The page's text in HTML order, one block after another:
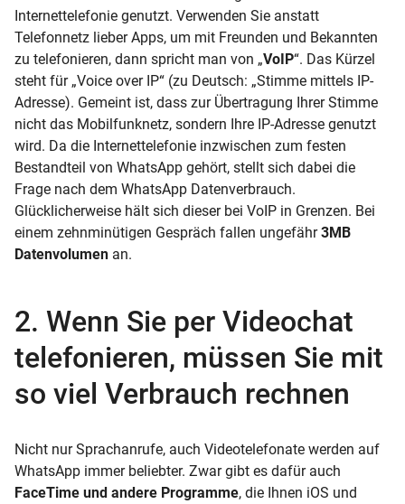
Internettelefonie genutzt. Verwenden Sie anstatt
Telefonnetz lieber Apps, um mit Freunden und Bekannten
zu telefonieren, dann spricht man von „VoIP“. Das Kürzel
steht für „Voice over IP“ (zu Deutsch: „Stimme mittels IP-
Adresse). Gemeint ist, dass zur Übertragung Ihrer Stimme
nicht das Mobilfunknetz, sondern Ihre IP-Adresse genutzt
wird. Da die Internettelefonie inzwischen zum festen
Bestandteil von WhatsApp gehört, stellt sich dabei die
Frage nach dem WhatsApp Datenverbrauch.
Glücklicherweise hält sich dieser bei VoIP in Grenzen. Bei
einem zehnminütigen Gespräch fallen ungefähr 3MB
Datenvolumen an.
2. Wenn Sie per Videochat
telefonieren, müssen Sie mit
so viel Verbrauch rechnen
Nicht nur Sprachanrufe, auch Videotelefonate werden auf
WhatsApp immer beliebter. Zwar gibt es dafür auch
FaceTime und andere Programme, die Ihnen iOS und